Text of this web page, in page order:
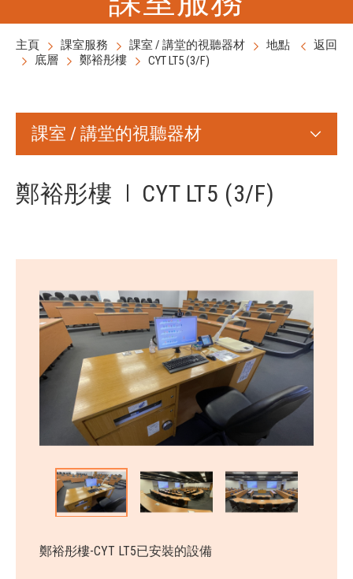
返回
主頁 課室服務 課室 / 講堂的視聽器材
地點
底層
鄭裕彤樓 CYT LT5 (3/F)
課室 / 講堂的視聽器材
鄭裕彤樓 CYT LT5 (3/F)
鄭裕彤樓-CYT LT5已安裝的設備